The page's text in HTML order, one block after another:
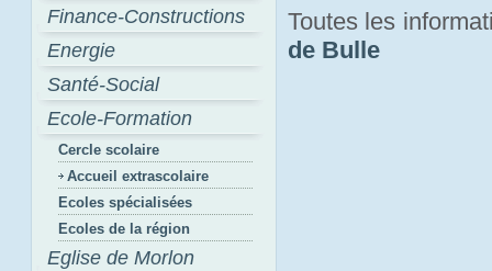
Finance-Constructions
Energie
Santé-Social
Ecole-Formation
Cercle scolaire
Accueil extrascolaire
Ecoles spécialisées
Ecoles de la région
Eglise de Morlon
Toutes les
de Bulle